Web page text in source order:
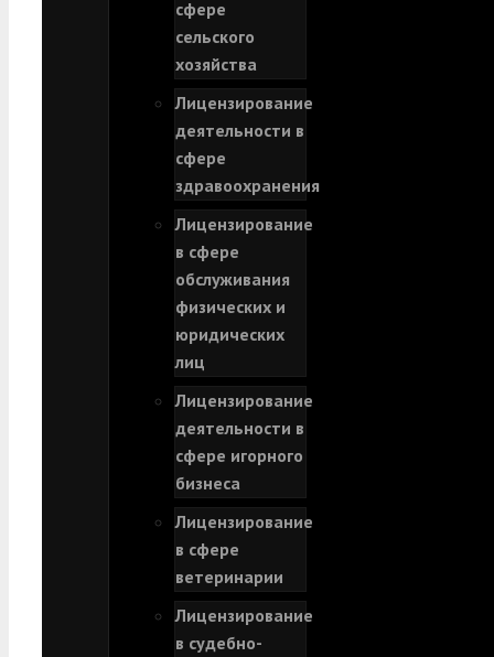
сфере
сельского
хозяйства
Лицензирование
деятельности в
сфере
здравоохранения
Лицензирование
в сфере
обслуживания
физических и
юридических
лиц
Лицензирование
деятельности в
сфере игорного
бизнеса
Лицензирование
в сфере
ветеринарии
Лицензирование
в судебно-